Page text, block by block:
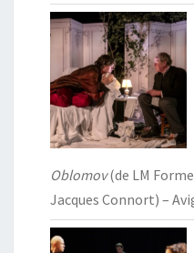
Oblomov(de LM
Jacques Connort) –